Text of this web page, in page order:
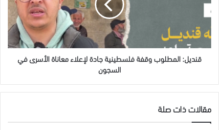
جادة
لإعلاء
معاناة
الأسرى
في
السجونقنديل: المطلوب وقفة فلسطينية جادة لإعلاء معاناة الأسرى في
السجون
مقالات ذات صلة